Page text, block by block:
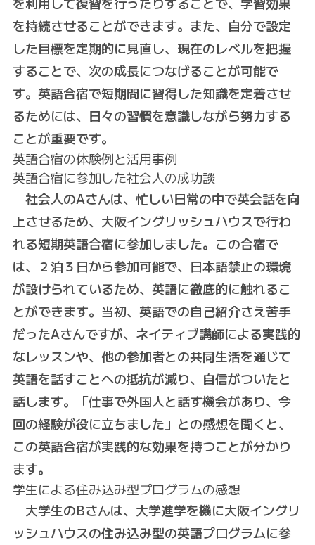
を持続させることができます。また、自分で設定
した目標を定期的に見直し、現在のレベルを把握
することで、次の成長につなげることが可能で
す。英語合宿で短期間に習得した知識を定着させ
るためには、日々の習慣を意識しながら努力する
ことが重要です。
英語合宿の体験例と活用事例
英語合宿に参加した社会人の成功談
社会人のAさんは、忙しい日常の中で英会話を向
上させるため、大阪イングリッシュハウスで行わ
れる短期英語合宿に参加しました。この合宿で
は、２泊３日から参加可能で、日本語禁止の環境
が設けられているため、英語に徹底的に触れるこ
とができます。当初、英語での自己紹介さえ苦手
だったAさんですが、ネイティブ講師による実践的
なレッスンや、他の参加者との共同生活を通じて
英語を話すことへの抵抗が減り、自信がついたと
話します。「仕事で外国人と話す機会があり、今
回の経験が役に立ちました」との感想を聞くと、
この英語合宿が実践的な効果を持つことが分かり
ます。
学生による住み込み型プログラムの感想
大学生のBさんは、大学進学を機に大阪イングリ
ッシュハウスの住み込み型の英語プログラムに参